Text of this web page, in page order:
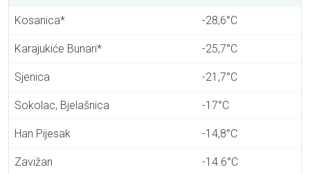
Kosanica* -28,6°C
Karajukiće Bunari* -25,7°C
Sjenica -21,7°C
Sokolac, Bjelašnica -17°C
Han Pijesak -14,8°C
Zavižan -14.6°C